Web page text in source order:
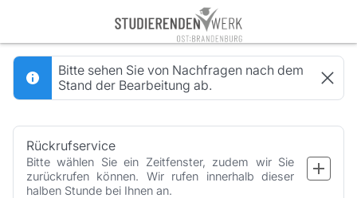
Booking step Select your services
Bitte sehen Sie von Nachfragen nach dem
Stand der Bearbeitung ab.
Rückrufservice
Bitte wählen Sie ein Zeitfenster, zudem wir Sie
zurückrufen können. Wir rufen innerhalb dieser
halben Stunde bei Ihnen an.